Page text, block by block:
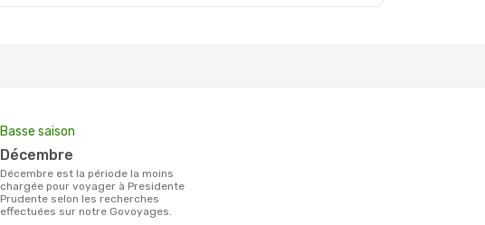
Basse saison
décembre
décembre est la période la moins
chargée pour voyager à Presidente
Prudente selon les recherches
effectuées sur notre Govoyages.